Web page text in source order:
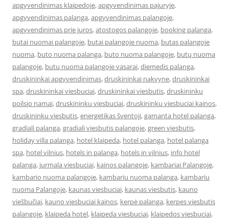
apgyvendinimas klaipedoje,apgyvendinimas pajuryje,
apgyvendinimas palanga,apgyvendinimas palangoje,
apgyvendinimas prie juros,atostogos palangoje, booking palanga,
butai nuomai palangoje, butai palangoje nuoma, butas palangoje
nuoma, buto nuoma palanga, buto nuoma palangoje, butų nuoma
palangoje, butu nuoma palangoje vasarai,diemedis palanga,
druskininkai apgyvendinimas,druskininkai nakvyne,druskininkai
spa,druskininkai viesbuciai,druskininkai viesbutis,druskininku
poilsio namai,druskininku viesbuciai,druskininku viesbuciai kainos,
druskininku viesbutis,energetikas šventoji,gamanta hotel palanga,
gradiali palanga,gradiali viesbutis palangoje,green viesbutis,
holiday villa palanga, hotel klaipeda, hotel palanga, hotel palanga
spa, hotel vilnius, hotels in palanga, hotels in vilnius, info hotel
palanga, jurmala viesbuciai, kainos palangoje, kambariai Palangoje,
kambario nuoma palangoje, kambariu nuoma palanga, kambariu
nuoma Palangoje, kaunas viesbuciai, kaunas viesbutis, kauno
viešbučiai, kauno viesbuciai kainos, kerpė palanga, kerpes viesbutis
palangoje, klaipeda hotel, klaipeda viesbuciai, klaipedos viesbuciai,